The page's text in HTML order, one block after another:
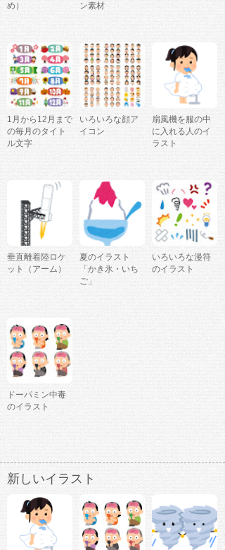
め）
ン素材
1月から12月まで
の毎月のタイト
ル文字
いろいろな顔ア
イコン
扇風機を服の中
に入れる人のイ
ラスト
垂直離着陸ロケ
ット（アーム）
夏のイラスト
「かき氷・いち
ご」
いろいろな漫符
のイラスト
ドーパミン中毒
のイラスト
新しいイラスト